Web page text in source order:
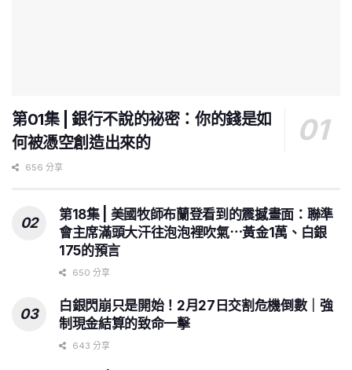
第01集 | 銀行不說的祕密：你的錢是如
何被憑空創造出來的
656 分享
第18集 | 美國牧師布蘭登看到的震撼畫面：聯準
會主席滿頭大汗往泡泡裡吹氣⋯黃金1萬、白銀
175的預言
650 分享
白銀閃崩只是開始！2月27日交割危機倒數｜強
制現金結算的致命一擊
643 分享